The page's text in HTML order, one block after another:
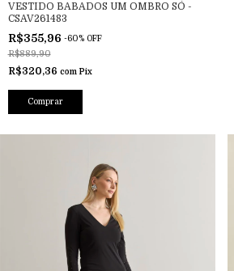
VESTIDO BABADOS UM OMBRO SÓ -
CSAV261483
R$355,96 -60% OFF
R$889,90
R$320,36 com Pix
Comprar